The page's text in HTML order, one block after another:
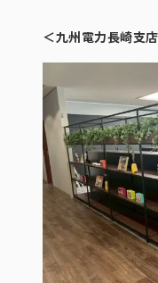
＜九州電力長崎支